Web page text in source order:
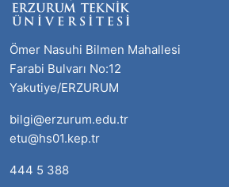
Ömer Nasuhi Bilmen Mahallesi
Farabi Bulvarı No:12
Yakutiye/ERZURUM
bilgi@erzurum.edu.tr
etu@hs01.kep.tr
444 5 388